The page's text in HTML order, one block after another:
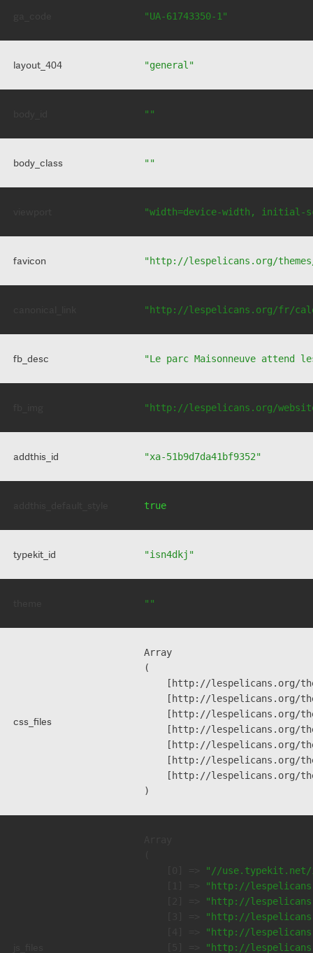
"UA-61743350-1"
layout_404 "general"
""
body_class ""
"width=device-width, initial-
favicon "http://lespelicans.org/
"http://lespelicans.org/fr/
fb_desc "Le parc Maisonneuve attend
"http://lespelicans.org/
addthis_id "xa-51b9d7da41bf9352"
true
typekit_id "isn4dkj"
""
css_files
Array
(
[http://lespelicans.org/
[http://lespelicans.org/
[http://lespelicans.org/
[http://lespelicans.org/
[http://lespelicans.org/
[http://lespelicans.org/
[http://lespelicans.org/
"//
"http://
"http://
"http://
"http://
"http://